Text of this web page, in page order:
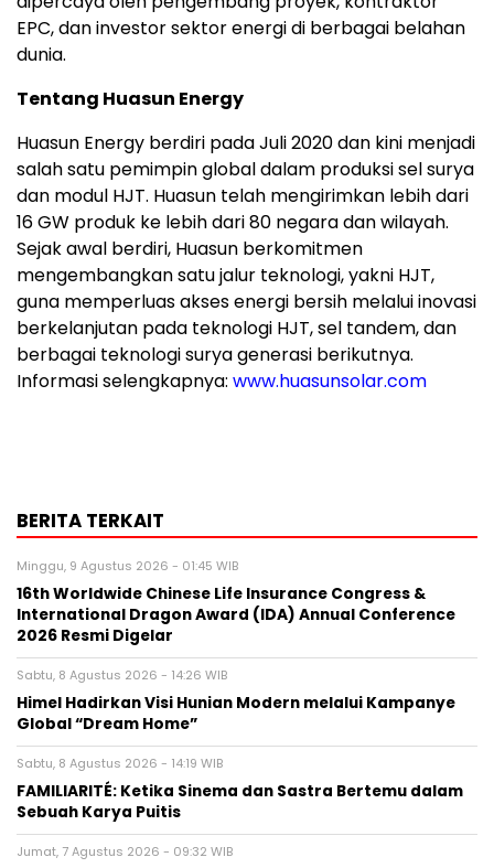
EPC, dan investor sektor energi di berbagai belahan
dunia.
Tentang Huasun Energy
Huasun Energy berdiri pada Juli 2020 dan kini menjadi
salah satu pemimpin global dalam produksi sel surya
dan modul HJT. Huasun telah mengirimkan lebih dari
16 GW produk ke lebih dari 80 negara dan wilayah.
Sejak awal berdiri, Huasun berkomitmen
mengembangkan satu jalur teknologi, yakni HJT,
guna memperluas akses energi bersih melalui inovasi
berkelanjutan pada teknologi HJT, sel tandem, dan
berbagai teknologi surya generasi berikutnya.
Informasi selengkapnya: www.huasunsolar.com
BERITA TERKAIT
Minggu, 9 Agustus 2026 - 01:45 WIB
16th Worldwide Chinese Life Insurance Congress &
International Dragon Award (IDA) Annual Conference
2026 Resmi Digelar
Sabtu, 8 Agustus 2026 - 14:26 WIB
Himel Hadirkan Visi Hunian Modern melalui Kampanye
Global “Dream Home”
Sabtu, 8 Agustus 2026 - 14:19 WIB
FAMILIARITÉ: Ketika Sinema dan Sastra Bertemu dalam
Sebuah Karya Puitis
Jumat, 7 Agustus 2026 - 09:32 WIB